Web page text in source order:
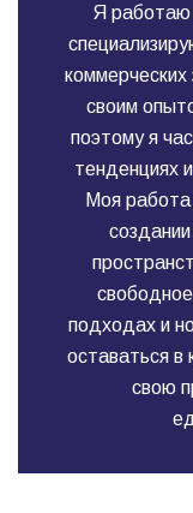
Я работаю
своим
поэтому я
тенденциях
Моя работа
подходах и
оставаться
свою